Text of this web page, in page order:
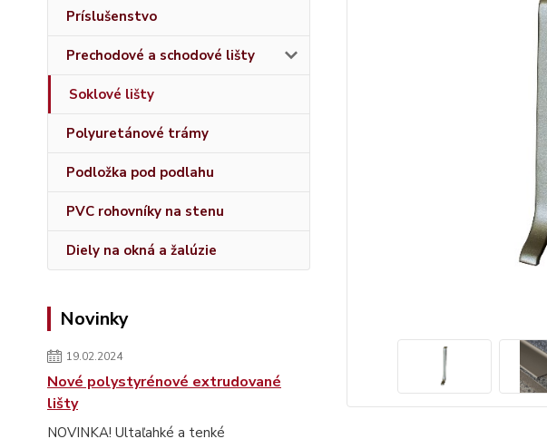
Príslušenstvo
Prechodové a schodové lišty
Soklové lišty
Polyuretánové trámy
Podložka pod podlahu
PVC rohovníky na stenu
Diely na okná a žalúzie
Novinky
19.02.2024
Nové polystyrénové extrudované
lišty
NOVINKA! Ultaľahké a tenké